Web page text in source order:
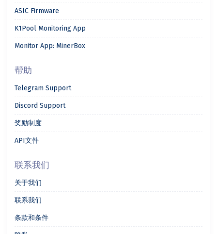
ASIC Firmware
K1Pool Monitoring App
Monitor App: MinerBox
帮助
Telegram Support
Discord Support
奖励制度
API文件
联系我们
关于我们
联系我们
条款和条件